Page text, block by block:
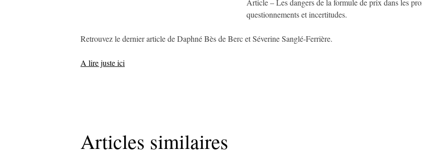
Article – Les dangers de la formule de prix dans les
questionnements et incertitudes.
Retrouvez le dernier article de Daphné Bès de Berc et Séverine Sanglé-Ferrière.
A lire juste ici
Articles similaires